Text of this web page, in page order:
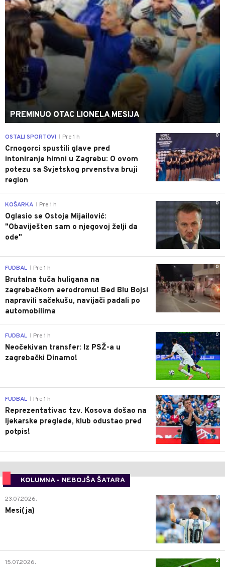
PREMINUO OTAC LIONELA MESIJA
0
OSTALI SPORTOVI Pre 1 h
Crnogorci spustili glave pred
intoniranje himni u Zagrebu: O ovom
potezu sa Svjetskog prvenstva bruji
region
0
KOŠARKA Pre 1 h
Oglasio se Ostoja Mijailović:
"Obaviješten sam o njegovoj želji da
ode"
0
FUDBAL Pre 1 h
Brutalna tuča huligana na
zagrebačkom aerodromu! Bed Blu Bojsi
napravili sačekušu, navijači padali po
automobilima
0
FUDBAL Pre 1 h
Neočekivan transfer: Iz PSŽ-a u
zagrebački Dinamo!
0
FUDBAL Pre 1 h
Reprezentativac tzv. Kosova došao na
ljekarske preglede, klub odustao pred
potpis!
KOLUMNA - NEBOJŠA ŠATARA
0
23.07.2026.
Mesi(ja)
2
15.07.2026.